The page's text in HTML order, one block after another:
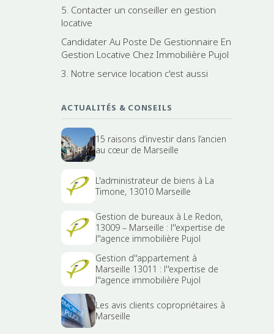
5. Contacter un conseiller en gestion
locative
Candidater Au Poste De Gestionnaire En
Gestion Locative Chez Immobilière Pujol
3. Notre service location c'est aussi
ACTUALITÉS & CONSEILS
15 raisons d’investir dans l’ancien
au cœur de Marseille
L'administrateur de biens à La
Timone, 13010 Marseille
Gestion de bureaux à Le Redon,
13009 – Marseille : l''expertise de
l''agence immobilière Pujol
Gestion d''appartement à
Marseille 13011 : l''expertise de
l''agence immobilière Pujol
Les avis clients copropriétaires à
Marseille